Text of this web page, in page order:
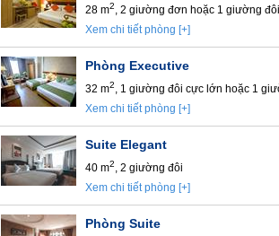
28 m2, 2 giường đơn hoặc 1 giường đôi
Xem chi tiết phòng [+]
Phòng Executive
32 m2, 1 giường đôi cực lớn hoặc 1
Xem chi tiết phòng [+]
Suite Elegant
40 m2, 2 giường đôi
Xem chi tiết phòng [+]
Phòng Suite